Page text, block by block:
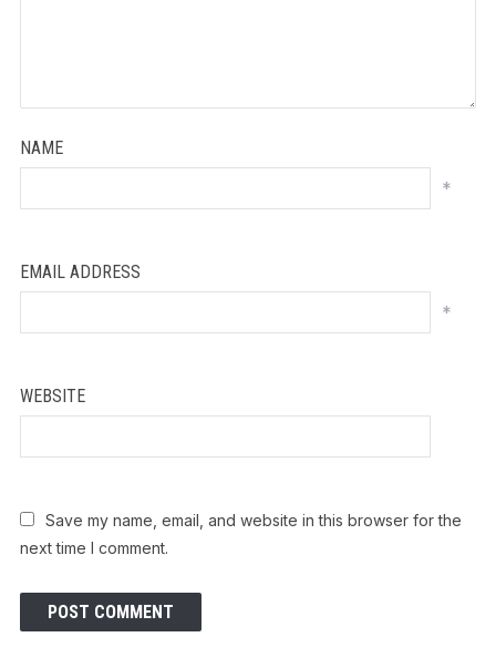
NAME
*
EMAIL ADDRESS
*
WEBSITE
Save my name, email, and website in this browser for the
next time I comment.